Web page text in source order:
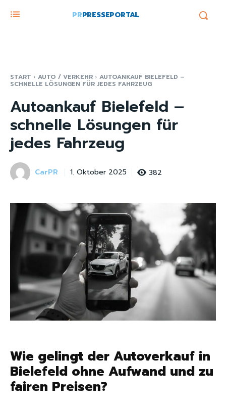
PRPRESSEPORTAL
START AUTO / VERKEHR AUTOANKAUF BIELEFELD –
SCHNELLE LÖSUNGEN FÜR JEDES FAHRZEUG
Autoankauf Bielefeld –
schnelle Lösungen für
jedes Fahrzeug
CarPR 1. Oktober 2025 382
Wie gelingt der Autoverkauf in
Bielefeld ohne Aufwand und zu
fairen Preisen?